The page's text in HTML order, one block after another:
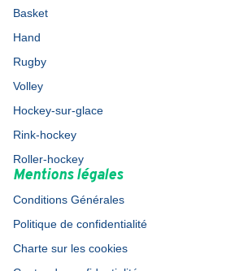
Basket
Hand
Rugby
Volley
Hockey-sur-glace
Rink-hockey
Roller-hockey
Mentions légales
Conditions Générales
Politique de confidentialité
Charte sur les cookies